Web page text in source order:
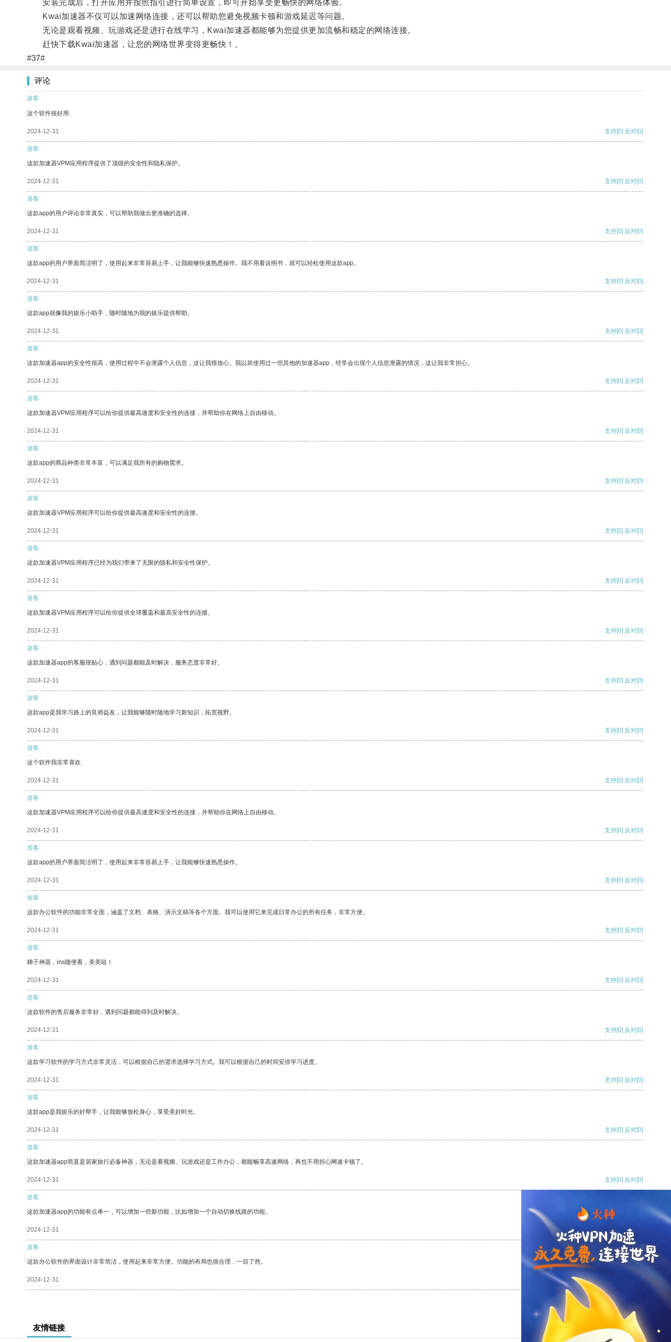
安装完成后，打开应用并按照指引进行简单设置，即可开始享受更畅快的网络体验。
Kwai加速器不仅可以加速网络连接，还可以帮助您避免视频卡顿和游戏延迟等问题。
无论是观看视频、玩游戏还是进行在线学习，Kwai加速器都能够为您提供更加流畅和稳定的网络连接。
赶快下载Kwai加速器，让您的网络世界变得更畅快！。
#37#
评论
游客
这个软件很好用
2024-12-31 支持[0] 反对[0]
游客
这款加速器VPM应用程序提供了顶级的安全性和隐私保护。
2024-12-31 支持[0] 反对[0]
游客
这款app的用户评论非常真实，可以帮助我做出更准确的选择。
2024-12-31 支持[0] 反对[0]
游客
这款app的用户界面简洁明了，使用起来非常容易上手，让我能够快速熟悉操作。我不用看说明书，就可以轻松使用这款app。
2024-12-31 支持[0] 反对[0]
游客
这款app就像我的娱乐小助手，随时随地为我的娱乐提供帮助。
2024-12-31 支持[0] 反对[0]
游客
这款加速器app的安全性很高，使用过程中不会泄露个人信息，这让我很放心。我以前使用过一些其他的加速器app，经常会出现个人信息泄露的情况，这让我非常担心。
2024-12-31 支持[0] 反对[0]
游客
这款加速器VPM应用程序可以给你提供最高速度和安全性的连接，并帮助你在网络上自由移动。
2024-12-31 支持[0] 反对[0]
游客
这款app的商品种类非常丰富，可以满足我所有的购物需求。
2024-12-31 支持[0] 反对[0]
游客
这款加速器VPM应用程序可以给你提供最高速度和安全性的连接。
2024-12-31 支持[0] 反对[0]
游客
这款加速器VPM应用程序已经为我们带来了无限的隐私和安全性保护。
2024-12-31 支持[0] 反对[0]
游客
这款加速器VPM应用程序可以给你提供全球覆盖和最高安全性的连接。
2024-12-31 支持[0] 反对[0]
游客
这款加速器app的客服很贴心，遇到问题都能及时解决，服务态度非常好。
2024-12-31 支持[0] 反对[0]
游客
这款app是我学习路上的良师益友，让我能够随时随地学习新知识，拓宽视野。
2024-12-31 支持[0] 反对[0]
游客
这个软件我非常喜欢
2024-12-31 支持[0] 反对[0]
游客
这款加速器VPM应用程序可以给你提供最高速度和安全性的连接，并帮助你在网络上自由移动。
2024-12-31 支持[0] 反对[0]
游客
这款app的用户界面简洁明了，使用起来非常容易上手，让我能够快速熟悉操作。
2024-12-31 支持[0] 反对[0]
游客
这款办公软件的功能非常全面，涵盖了文档、表格、演示文稿等各个方面。我可以使用它来完成日常办公的所有任务，非常方便。
2024-12-31 支持[0] 反对[0]
游客
梯子神器，ins随便看，美美哒！
2024-12-31 支持[0] 反对[0]
游客
这款软件的售后服务非常好，遇到问题都能得到及时解决。
2024-12-31 支持[0] 反对[0]
游客
这款学习软件的学习方式非常灵活，可以根据自己的需求选择学习方式。我可以根据自己的时间安排学习进度。
2024-12-31 支持[0] 反对[0]
游客
这款app是我娱乐的好帮手，让我能够放松身心，享受美好时光。
2024-12-31 支持[0] 反对[0]
游客
这款加速器app简直是居家旅行必备神器，无论是看视频、玩游戏还是工作办公，都能畅享高速网络，再也不用担心网速卡顿了。
2024-12-31 支持[0] 反对[0]
游客
这款加速器app的功能有点单一，可以增加一些新功能，比如增加一个自动切换线路的功能。
2024-12-31 支持 反对
游客
这款办公软件的界面设计非常简洁，使用起来非常方便。功能的布局也很合理，一目了然。
2024-12-31 [0]
友情链接